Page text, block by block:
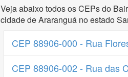
Veja abaixo todos os CEPs do
cidade de Araranguá no estado
CEP 88906-000 - Rua
CEP 88906-002 - Rua das